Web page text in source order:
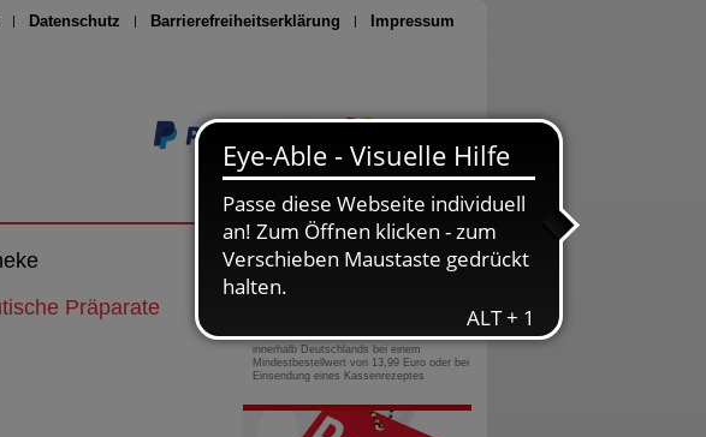
Datenschutz Barrierefreiheitserklärung Impressum
Seite drucken
Präparate
0800-10 11 422
gebührenfreie Rufnummer
innerhalb Deutschlands bei einem
Mindestbestellwert von 13,99 Euro oder bei
Einsendung eines Kassenrezeptes